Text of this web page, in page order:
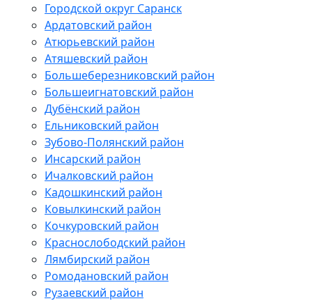
Городской округ Саранск
Ардатовский район
Атюрьевский район
Атяшевский район
Большеберезниковский район
Большеигнатовский район
Дубёнский район
Ельниковский район
Зубово-Полянский район
Инсарский район
Ичалковский район
Кадошкинский район
Ковылкинский район
Кочкуровский район
Краснослободский район
Лямбирский район
Ромодановский район
Рузаевский район